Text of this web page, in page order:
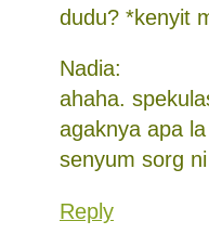
dudu? *kenyit
Nadia:
ahaha.
agaknya apa
senyum sorg
Reply